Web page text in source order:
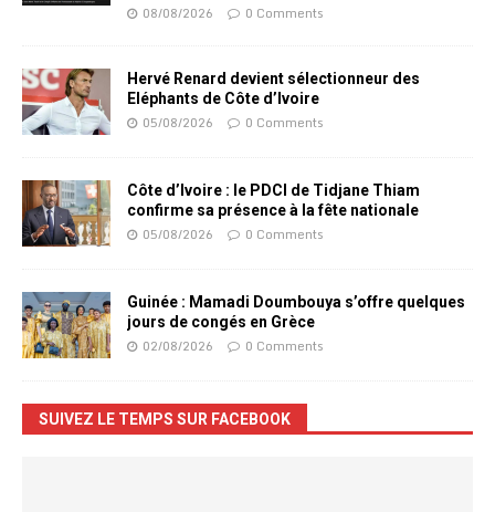
08/08/2026 0 Comments
Hervé Renard devient sélectionneur des
Eléphants de Côte d’Ivoire
05/08/2026 0 Comments
Côte d’Ivoire : le PDCI de Tidjane Thiam
confirme sa présence à la fête nationale
05/08/2026 0 Comments
Guinée : Mamadi Doumbouya s’offre quelques
jours de congés en Grèce
02/08/2026 0 Comments
SUIVEZ LE TEMPS SUR FACEBOOK